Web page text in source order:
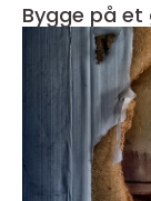
Bygge på